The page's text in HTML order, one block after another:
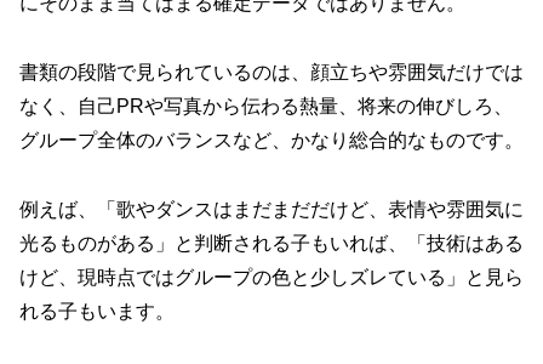
書類の段階で見られているのは、顔立ちや雰囲気だけでは
なく、自己PRや写真から伝わる熱量、将来の伸びしろ、
グループ全体のバランスなど、かなり総合的なものです。
例えば、「歌やダンスはまだまだだけど、表情や雰囲気に
光るものがある」と判断される子もいれば、「技術はある
けど、現時点ではグループの色と少しズレている」と見ら
れる子もいます。